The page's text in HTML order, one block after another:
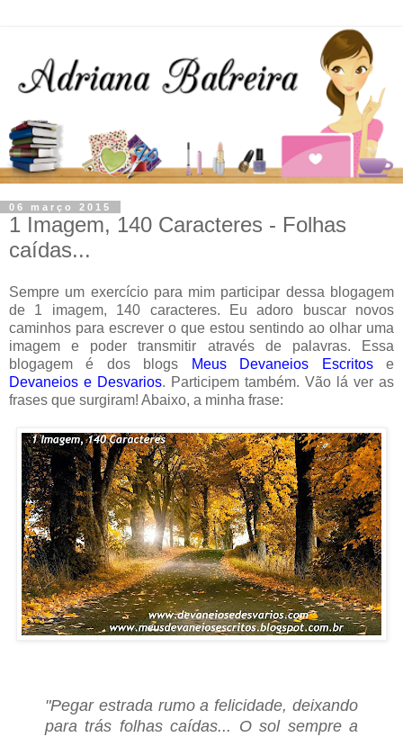
06 março 2015
1 Imagem, 140 Caracteres - Folhas
caídas...
Sempre um exercício para mim participar dessa blogagem
de 1 imagem, 140 caracteres. Eu adoro buscar novos
caminhos para escrever o que estou sentindo ao olhar uma
imagem e poder transmitir através de palavras. Essa
blogagem é dos blogs
Meus Devaneios Escritose
Devaneios e Desvarios. Participem também. Vão lá ver as
frases que surgiram! Abaixo, a minha frase:
"Pegar estrada rumo a felicidade, deixando
para trás folhas caídas... O sol sempre a